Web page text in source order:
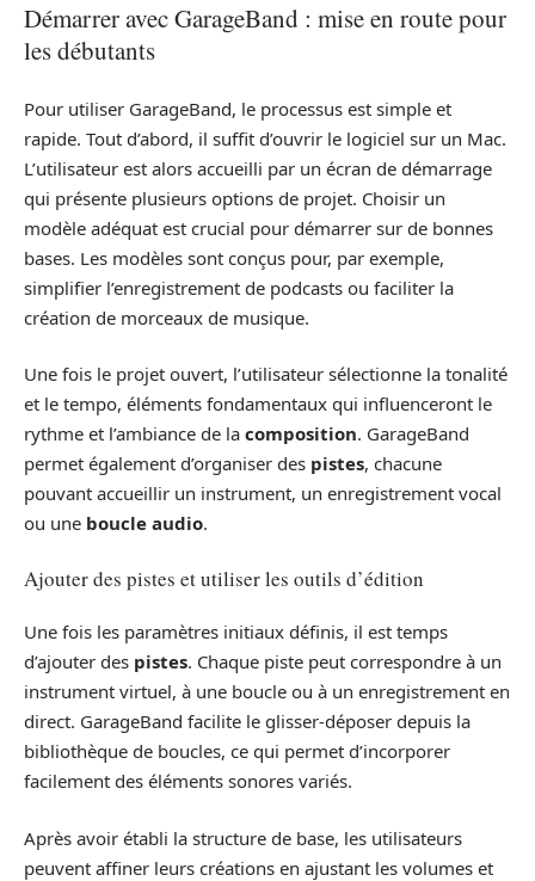
Démarrer avec GarageBand : mise en route pour
les débutants
Pour utiliser GarageBand, le processus est simple et
rapide. Tout d’abord, il suffit d’ouvrir le logiciel sur un Mac.
L’utilisateur est alors accueilli par un écran de démarrage
qui présente plusieurs options de projet. Choisir un
modèle adéquat est crucial pour démarrer sur de bonnes
bases. Les modèles sont conçus pour, par exemple,
simplifier l’enregistrement de podcasts ou faciliter la
création de morceaux de musique.
Une fois le projet ouvert, l’utilisateur sélectionne la tonalité
et le tempo, éléments fondamentaux qui influenceront le
rythme et l’ambiance de la composition. GarageBand
permet également d’organiser des pistes, chacune
pouvant accueillir un instrument, un enregistrement vocal
ou une boucle audio.
Ajouter des pistes et utiliser les outils d’édition
Une fois les paramètres initiaux définis, il est temps
d’ajouter des pistes. Chaque piste peut correspondre à un
instrument virtuel, à une boucle ou à un enregistrement en
direct. GarageBand facilite le glisser-déposer depuis la
bibliothèque de boucles, ce qui permet d’incorporer
facilement des éléments sonores variés.
Après avoir établi la structure de base, les utilisateurs
peuvent affiner leurs créations en ajustant les volumes et